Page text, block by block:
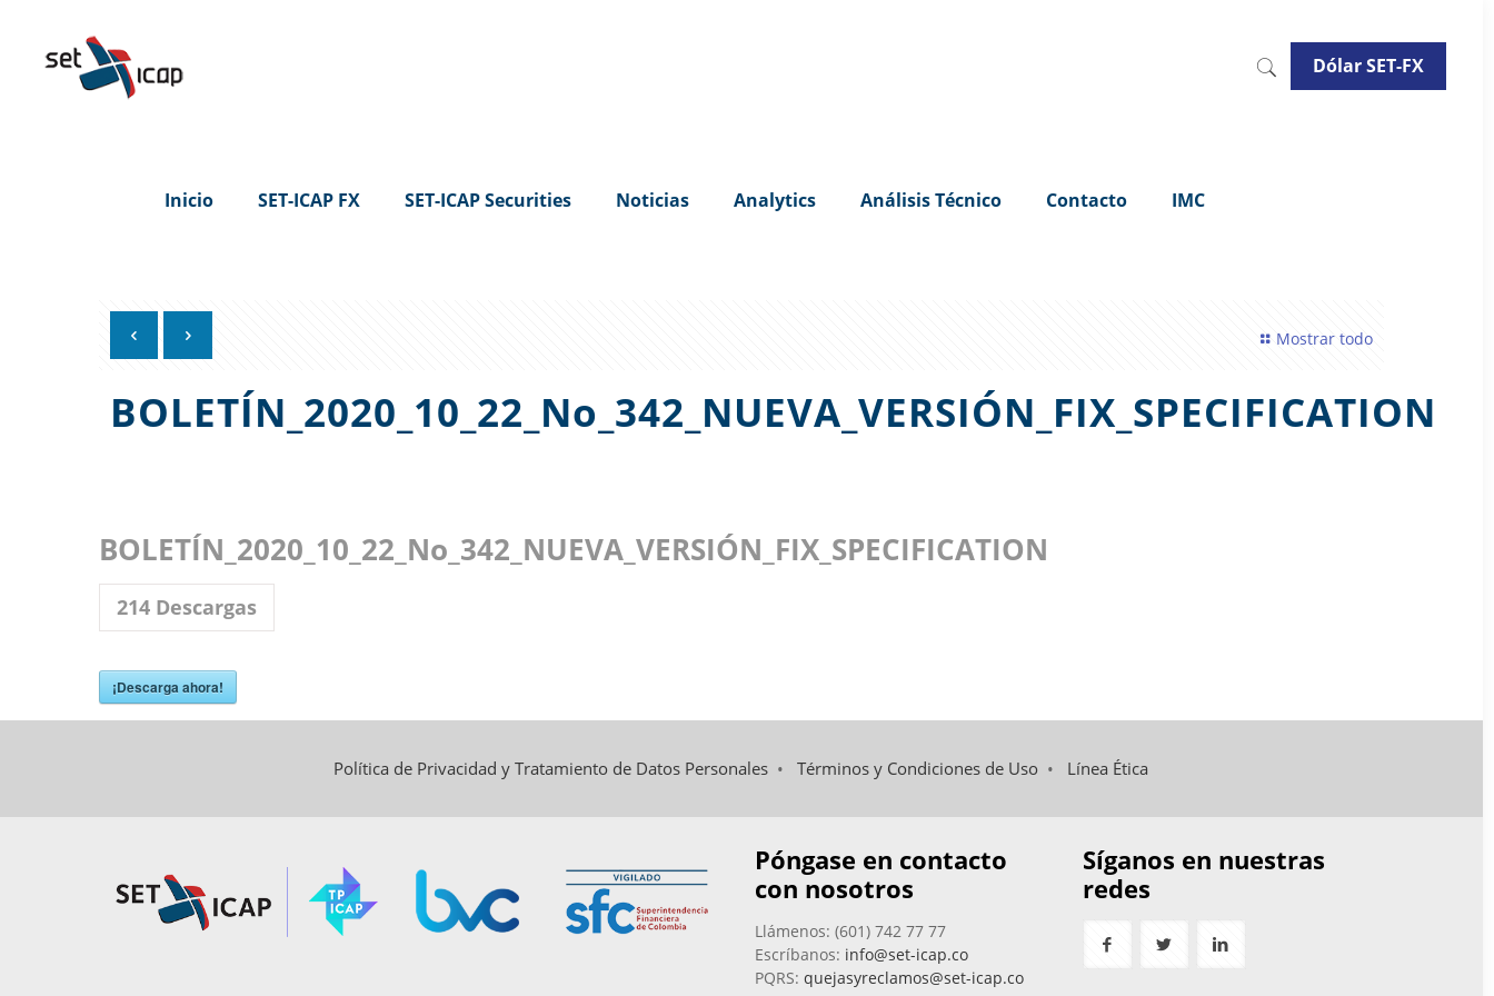
Inicio SET-ICAP FX SET-ICAP Securities Noticias Analytics Análisis Técnico Contacto IMC
Dólar SET-FX
Mostrar todo
BOLETÍN_2020_10_22_No_342_NUEVA_VERSIÓN_FIX_SPECIFICATION
BOLETÍN_2020_10_22_No_342_NUEVA_VERSIÓN_FIX_SPECIFICATION
214Descargas
¡Descarga ahora!
Política de Privacidad y Tratamiento de Datos Personales •Términos y Condiciones de Uso • Línea Ética
Póngase en contacto
con nosotros
Llámenos: (601) 742 77 77
Escríbanos: info@set-icap.co
PQRS: quejasyreclamos@set-icap.co
Síganos en nuestras
redes